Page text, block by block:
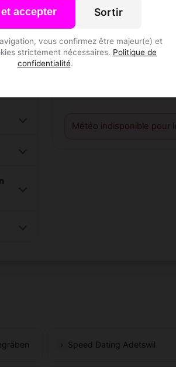
accepter Sortir
vous confirmez être majeur(e) et
strictement nécessaires. Politique de
confidentialité.
Météo indisponible pour
Speed Dating Adetswil